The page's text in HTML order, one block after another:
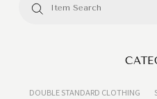
DOUBLE STANDARD CLOTHING